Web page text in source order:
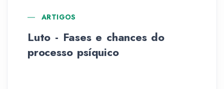
ARTIGOS
Luto - Fases e chances do
processo psíquico